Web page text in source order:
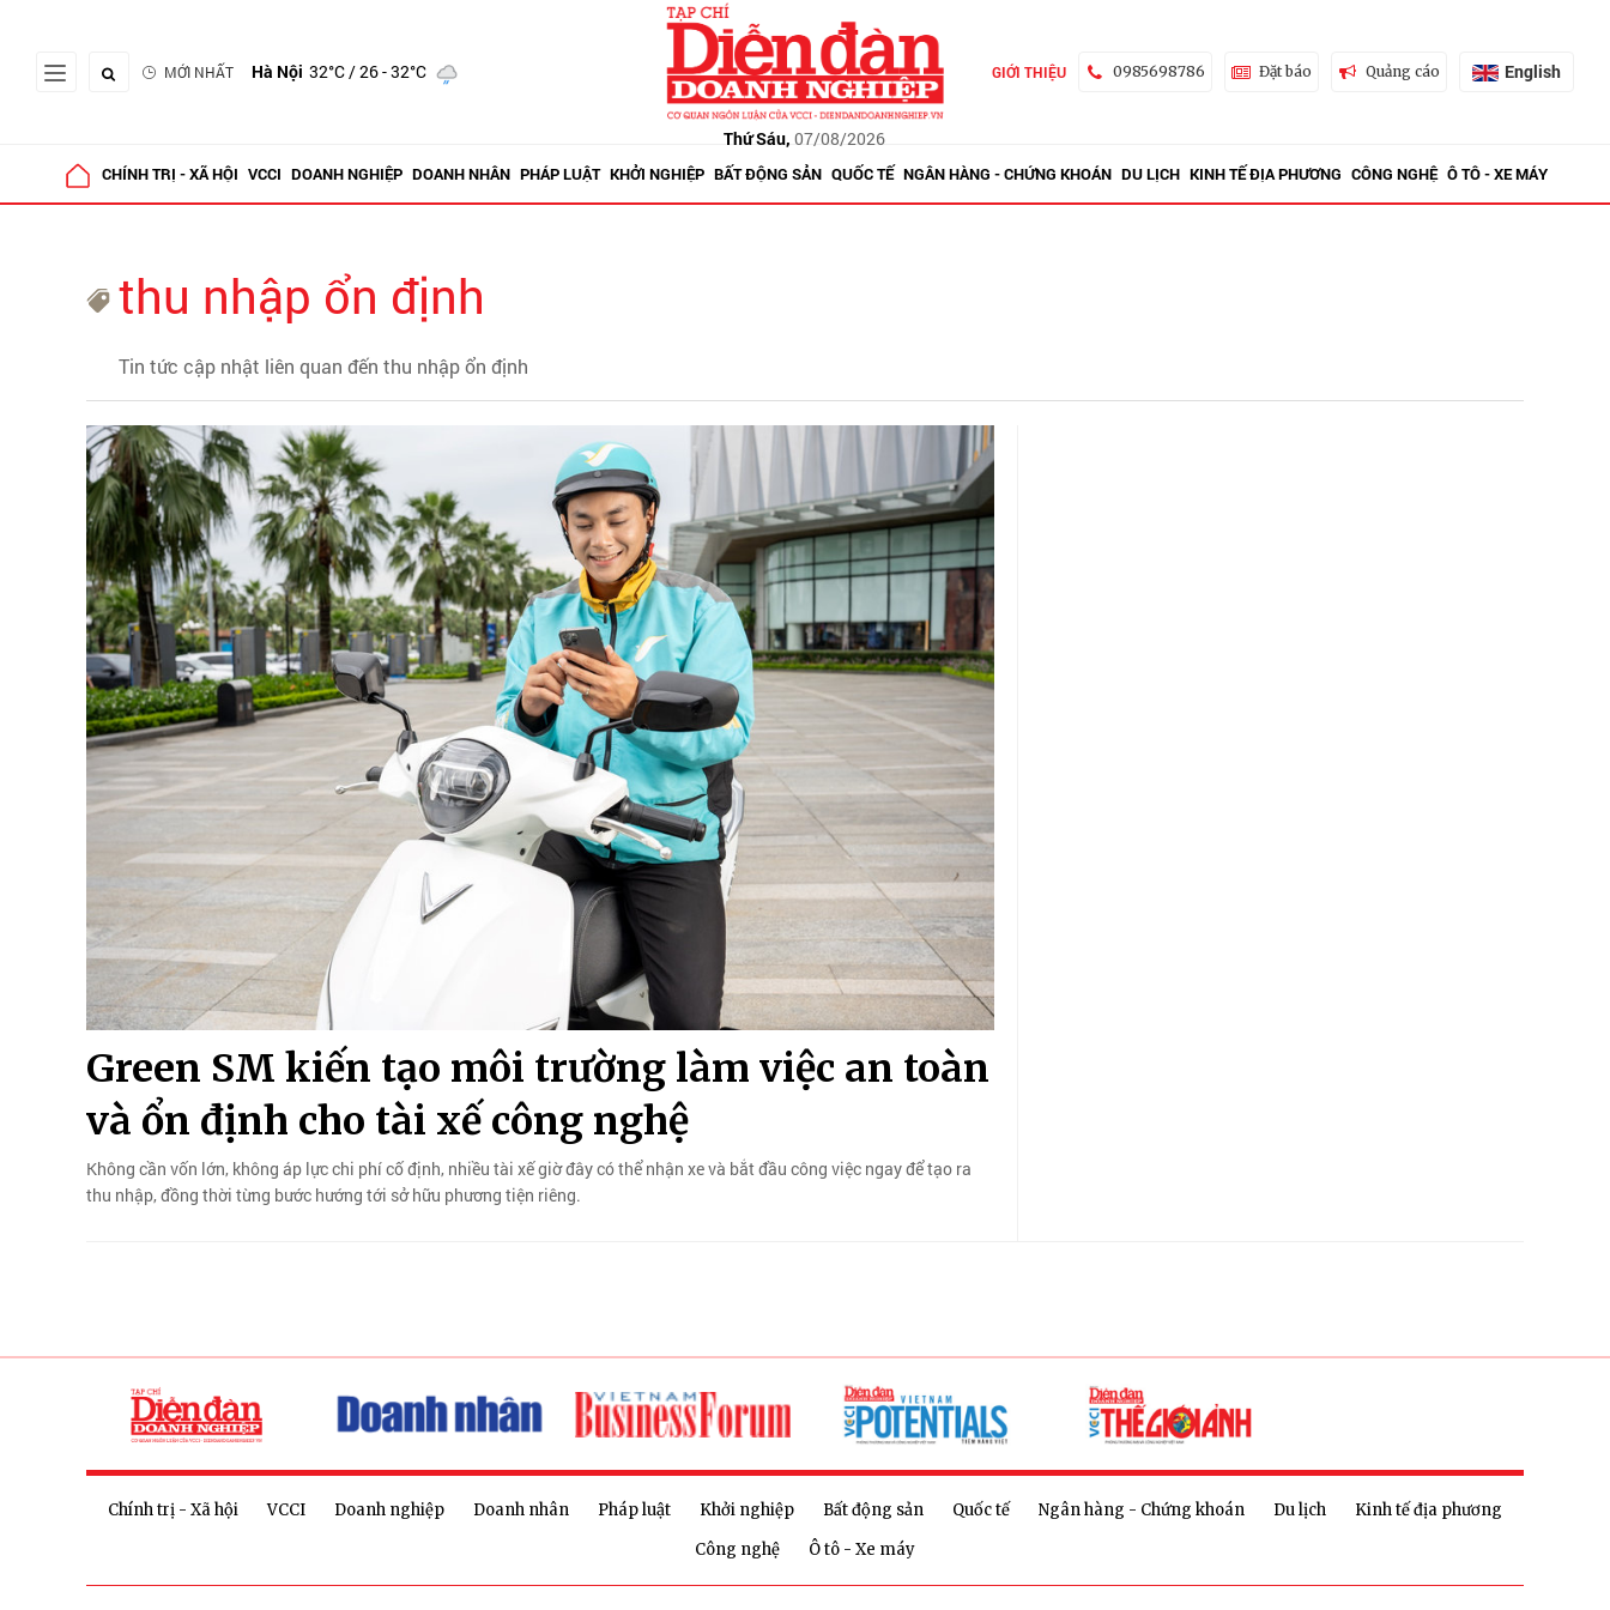
MỚI NHẤT Hà Nội 32°C/ 26 - 32°C
Thứ Sáu, 07/08/2026
GIỚI THIỆU 0985698786 Đặt báo Quảng cáo English
CHÍNH TRỊ - XÃ HỘI VCCI DOANH NGHIỆP DOANH NHÂN PHÁP LUẬT KHỞI NGHIỆP BẤT ĐỘNG SẢN QUỐC TẾ NGÂN HÀNG - CHỨNG KHOÁN DU LỊCH KINH TẾ ĐỊA PHƯƠNG CÔNG NGHỆ Ô TÔ - XE MÁY
thu nhập ổn định
Tin tức cập nhật liên quan đến thu nhập ổn định
Green SM kiến tạo môi trường làm việc an toàn
và ổn định cho tài xế công nghệ
Không cần vốn lớn, không áp lực chi phí cố định, nhiều tài xế giờ đây có thể nhận xe và bắt đầu công việc ngay để tạo ra
thu nhập, đồng thời từng bước hướng tới sở hữu phương tiện riêng.
Chính trị - Xã hội VCCI Doanh nghiệp Doanh nhân Pháp luật Khởi nghiệp Bất động sản Quốc tế Ngân hàng - Chứng khoán Du lịch
Kinh tế địa phương
Công nghệ
Ô tô - Xe máy